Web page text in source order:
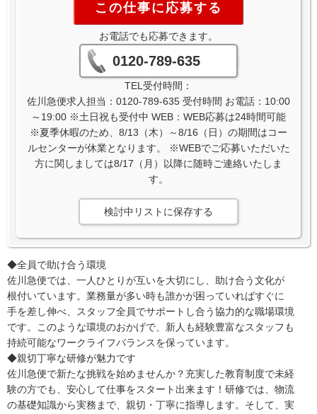
この仕事に応募する
お電話でも応募できます。
0120-789-635
TEL受付時間：
佐川急便求人担当：0120-789-635 受付時間 お電話：10:00
～19:00 ※土日祝も受付中 WEB：WEB応募は24時間可能
※夏季休暇のため、8/13（木）～8/16（日）の期間はコー
ルセンターが休業となります。 ※WEBでご応募いただいた
方に関しましては8/17（月）以降に随時ご連絡いたしま
す。
検討中リストに保存する
◆全員で助け合う環境
佐川急便では、一人ひとりが互いを大切にし、助け合う文化が
根付いています。業務量が多い時も誰かが困っていればすぐに
手を差し伸べ、スタッフ全員でサポートし合う協力的な職場環境
です。このような環境のおかげで、新人も経験豊富なスタッフも
持続可能なワークライフバランスを保っています。
◆親切丁寧な研修が魅力です
佐川急便で新たな挑戦を始めませんか？充実した教育制度で未経
験の方でも、安心して仕事をスタート出来ます！研修では、物流
の基礎知識から実務まで、親切・丁寧に指導します。そして、実